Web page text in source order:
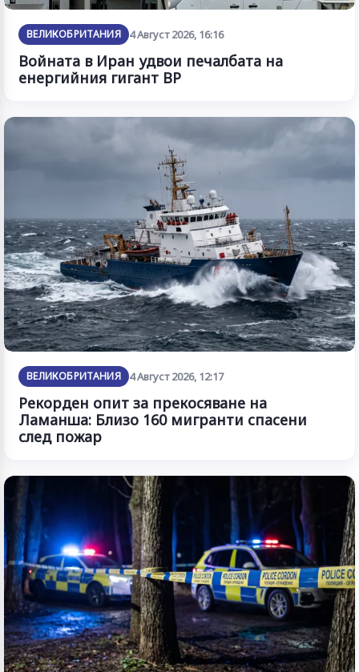
ВЕЛИКОБРИТАНИЯ 4 Август 2026, 16:16
Войната в Иран удвои печалбата на
енергийния гигант BP
ВЕЛИКОБРИТАНИЯ 4 Август 2026, 12:17
Рекорден опит за прекосяване на
Ламанша: Близо 160 мигранти спасени
след пожар